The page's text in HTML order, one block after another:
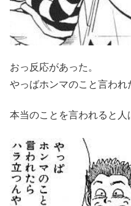
おっ反応があった。
やっばホンマのこと言われ
本当のことを言われると人